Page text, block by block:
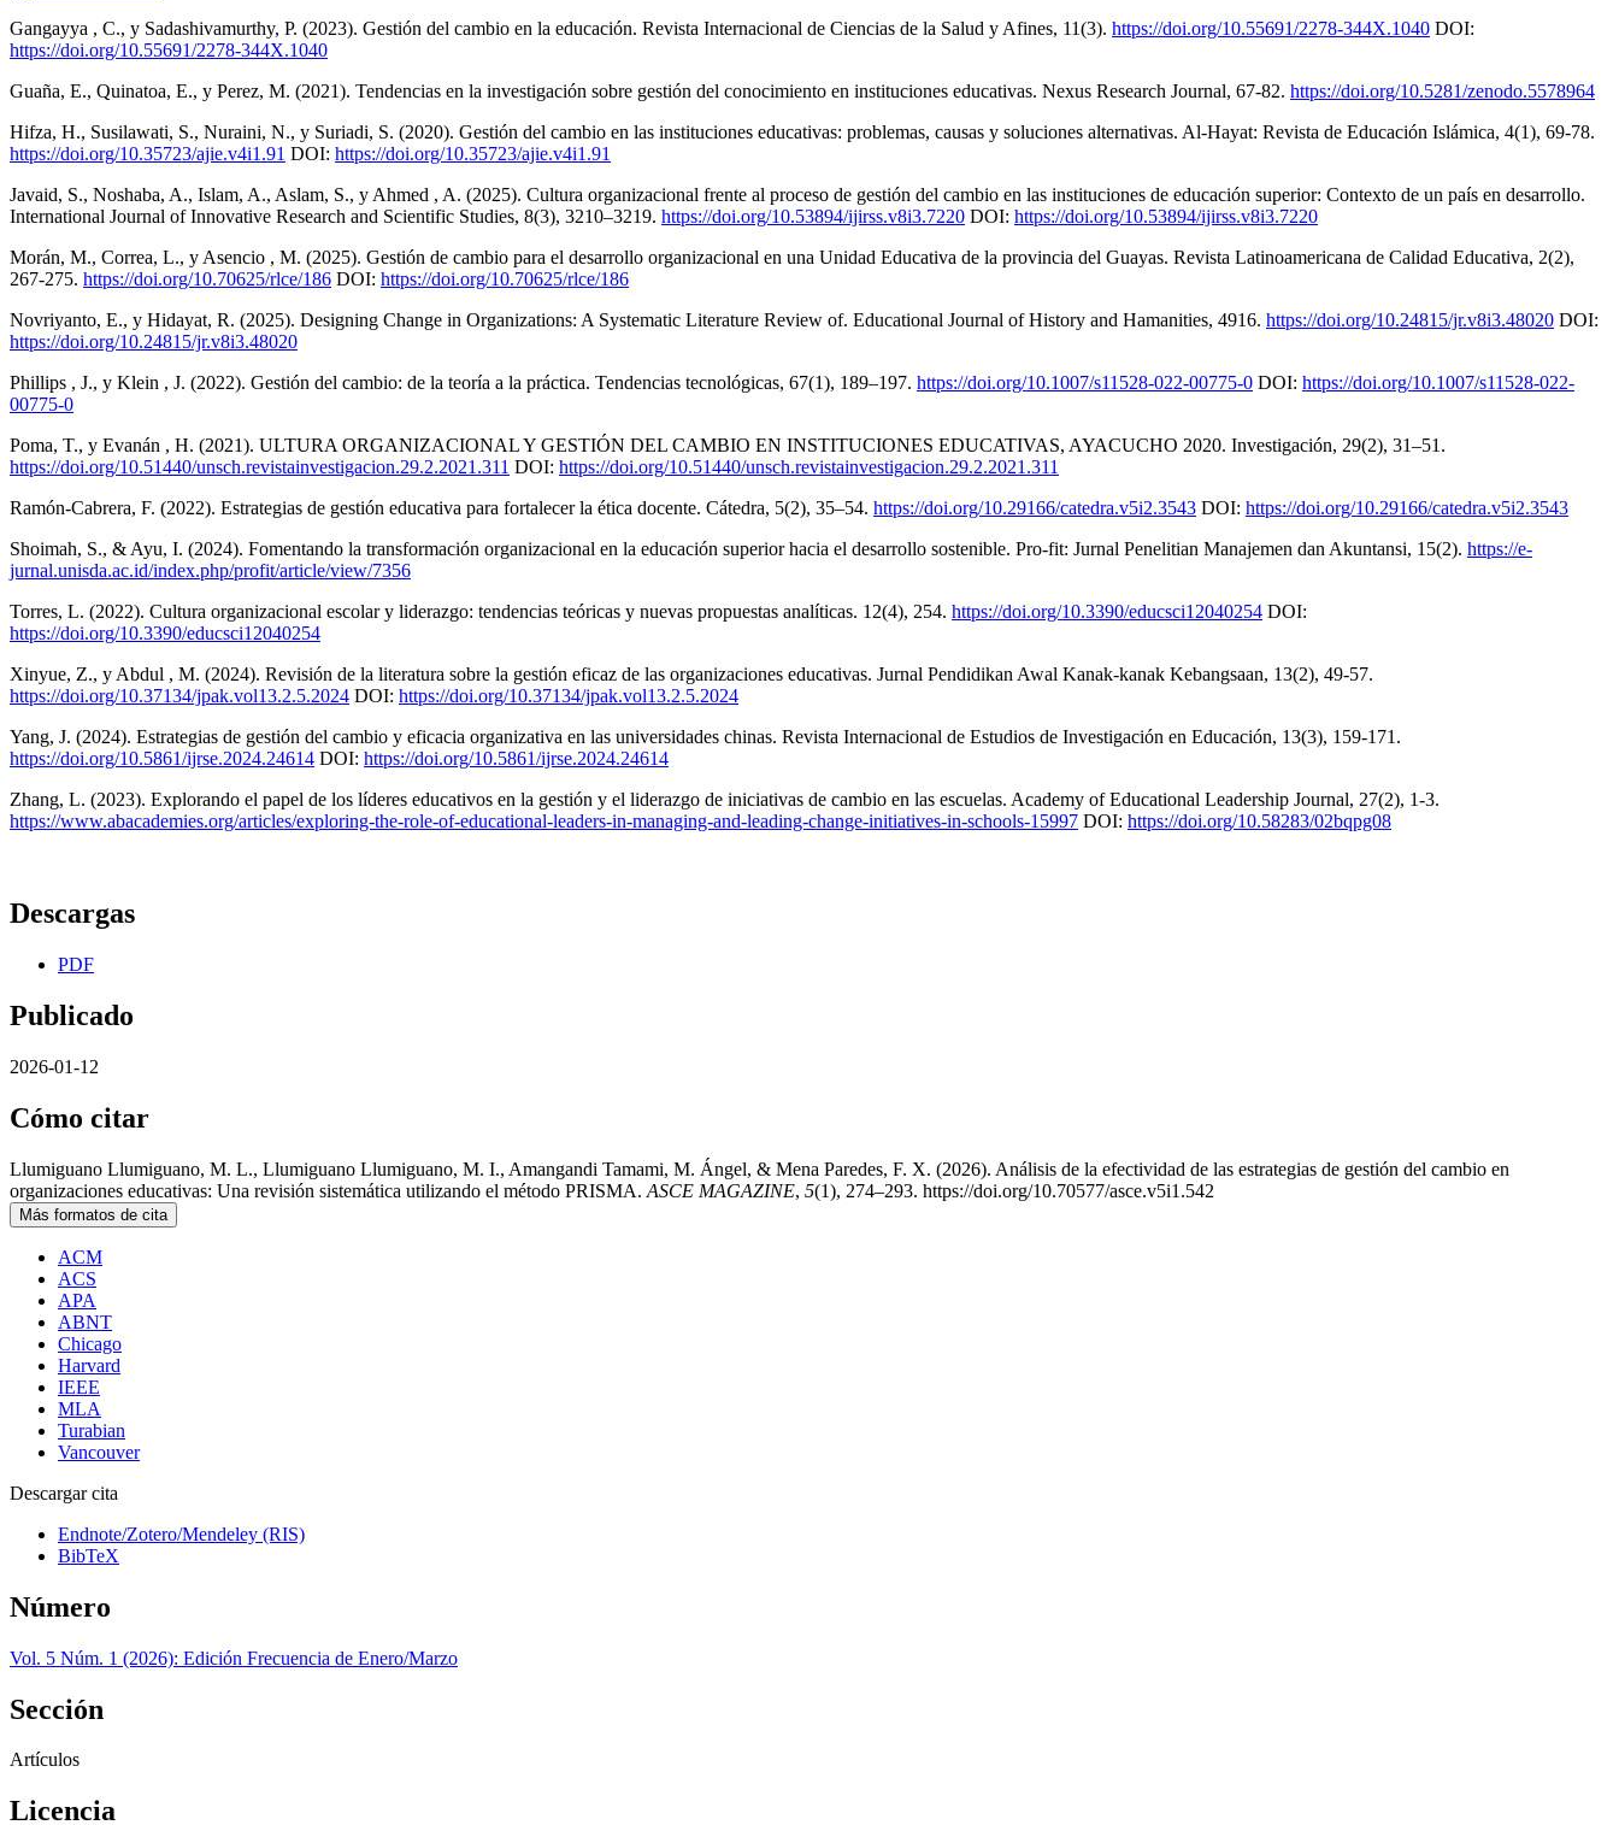
Gangayya , C., y Sadashivamurthy, P. (2023). Gestión del cambio en la educación. Revista Internacional de Ciencias de la Salud y Afines, 11(3). https://doi.org/10.55691/2278-344X.1040 DOI:
https://doi.org/10.55691/2278-344X.1040
Guaña, E., Quinatoa, E., y Perez, M. (2021). Tendencias en la investigación sobre gestión del conocimiento en instituciones educativas. Nexus Research Journal, 67-82. https://doi.org/10.5281/zenodo.5578964
Hifza, H., Susilawati, S., Nuraini, N., y Suriadi, S. (2020). Gestión del cambio en las instituciones educativas: problemas, causas y soluciones alternativas. Al-Hayat: Revista de Educación Islámica, 4(1), 69-78.
https://doi.org/10.35723/ajie.v4i1.91 DOI: https://doi.org/10.35723/ajie.v4i1.91
Javaid, S., Noshaba, A., Islam, A., Aslam, S., y Ahmed , A. (2025). Cultura organizacional frente al proceso de gestión del cambio en las instituciones de educación superior: Contexto de un país en desarrollo.
International Journal of Innovative Research and Scientific Studies, 8(3), 3210–3219. https://doi.org/10.53894/ijirss.v8i3.7220 DOI: https://doi.org/10.53894/ijirss.v8i3.7220
Morán, M., Correa, L., y Asencio , M. (2025). Gestión de cambio para el desarrollo organizacional en una Unidad Educativa de la provincia del Guayas. Revista Latinoamericana de Calidad Educativa, 2(2),
267-275. https://doi.org/10.70625/rlce/186 DOI: https://doi.org/10.70625/rlce/186
Novriyanto, E., y Hidayat, R. (2025). Designing Change in Organizations: A Systematic Literature Review of. Educational Journal of History and Hamanities, 4916. https://doi.org/10.24815/jr.v8i3.48020 DOI:
https://doi.org/10.24815/jr.v8i3.48020
Phillips , J., y Klein , J. (2022). Gestión del cambio: de la teoría a la práctica. Tendencias tecnológicas, 67(1), 189–197. https://doi.org/10.1007/s11528-022-00775-0 DOI: https://doi.org/10.1007/s11528-022-
00775-0
Poma, T., y Evanán , H. (2021). ULTURA ORGANIZACIONAL Y GESTIÓN DEL CAMBIO EN INSTITUCIONES EDUCATIVAS, AYACUCHO 2020. Investigación, 29(2), 31–51.
https://doi.org/10.51440/unsch.revistainvestigacion.29.2.2021.311 DOI: https://doi.org/10.51440/unsch.revistainvestigacion.29.2.2021.311
Ramón-Cabrera, F. (2022). Estrategias de gestión educativa para fortalecer la ética docente. Cátedra, 5(2), 35–54. https://doi.org/10.29166/catedra.v5i2.3543 DOI: https://doi.org/10.29166/catedra.v5i2.3543
Shoimah, S., & Ayu, I. (2024). Fomentando la transformación organizacional en la educación superior hacia el desarrollo sostenible. Pro-fit: Jurnal Penelitian Manajemen dan Akuntansi, 15(2). https://e-
jurnal.unisda.ac.id/index.php/profit/article/view/7356
Torres, L. (2022). Cultura organizacional escolar y liderazgo: tendencias teóricas y nuevas propuestas analíticas. 12(4), 254. https://doi.org/10.3390/educsci12040254 DOI:
https://doi.org/10.3390/educsci12040254
Xinyue, Z., y Abdul , M. (2024). Revisión de la literatura sobre la gestión eficaz de las organizaciones educativas. Jurnal Pendidikan Awal Kanak-kanak Kebangsaan, 13(2), 49-57.
https://doi.org/10.37134/jpak.vol13.2.5.2024 DOI: https://doi.org/10.37134/jpak.vol13.2.5.2024
Yang, J. (2024). Estrategias de gestión del cambio y eficacia organizativa en las universidades chinas. Revista Internacional de Estudios de Investigación en Educación, 13(3), 159-171.
https://doi.org/10.5861/ijrse.2024.24614 DOI: https://doi.org/10.5861/ijrse.2024.24614
Zhang, L. (2023). Explorando el papel de los líderes educativos en la gestión y el liderazgo de iniciativas de cambio en las escuelas. Academy of Educational Leadership Journal, 27(2), 1-3.
https://www.abacademies.org/articles/exploring-the-role-of-educational-leaders-in-managing-and-leading-change-initiatives-in-schools-15997 DOI: https://doi.org/10.58283/02bqpg08
Descargas
PDF
Publicado
2026-01-12
Cómo citar
Llumiguano Llumiguano, M. L., Llumiguano Llumiguano, M. I., Amangandi Tamami, M. Ángel, & Mena Paredes, F. X. (2026). Análisis de la efectividad de las estrategias de gestión del cambio en
organizaciones educativas: Una revisión sistemática utilizando el método PRISMA. ASCE MAGAZINE, 5(1), 274–293. https://doi.org/10.70577/asce.v5i1.542
Más formatos de cita
ACM
ACS
APA
ABNT
Chicago
Harvard
IEEE
MLA
Turabian
Vancouver
Descargar cita
Endnote/Zotero/Mendeley (RIS)
BibTeX
Número
Vol. 5 Núm. 1 (2026): Edición Frecuencia de Enero/Marzo
Sección
Artículos
Licencia